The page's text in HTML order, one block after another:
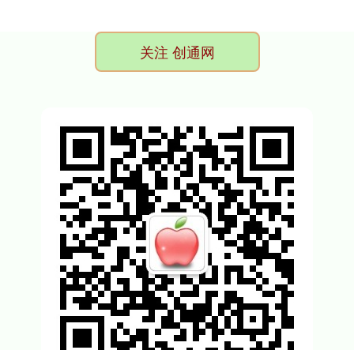
关注 创通网